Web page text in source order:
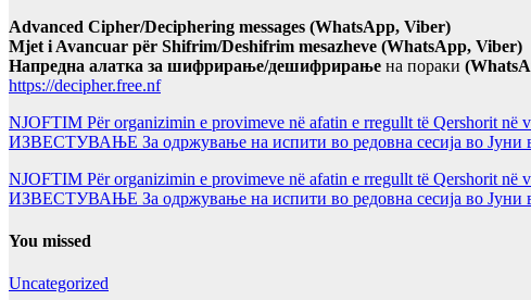
Advanced Cipher/Deciphering messages (WhatsApp, Viber)
Mjet i Avancuar për Shifrim/Deshifrim mesazheve (WhatsApp, Viber)
Напредна алатка за шифрирање/дешифрирање на пораки
https://decipher.free.nf
NJOFTIM Për organizimin e provimeve në afatin e rregullt të Qershorit në
ИЗВЕСТУВАЊЕ За одржување на испити во редовна сесија во Јуни
NJOFTIM Për organizimin e provimeve në afatin e rregullt të Qershorit në
ИЗВЕСТУВАЊЕ За одржување на испити во редовна сесија во Јуни
You missed
Uncategorized